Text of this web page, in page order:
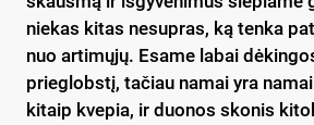
niekas kitas nesupras, ką tenka
nuo artimųjų. Esame labai
prieglobstį, tačiau namai yra
kitaip kvepia, ir duonos skonis